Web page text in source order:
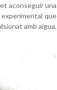
aconseguir una
que
amb aigua,